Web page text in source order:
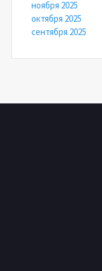
ноября 2025
октября 2025
сентября 2025